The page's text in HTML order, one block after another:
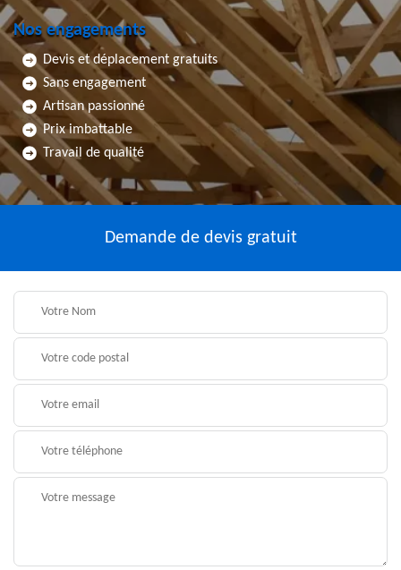
Nos engagements
Devis et déplacement gratuits
Sans engagement
Artisan passionné
Prix imbattable
Travail de qualité
Demande de devis gratuit